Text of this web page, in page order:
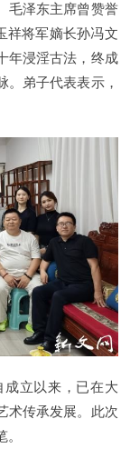
毛泽东主席曾赞誉
祥将军嫡长孙冯文
年浸淫古法，终成
。弟子代表表示，
立以来，已在大
术传承发展。此次